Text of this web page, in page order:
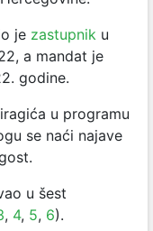
je zastupnik u
a mandat je
godine.
u programu
se naći najave
u šest
, 4, 5, 6).